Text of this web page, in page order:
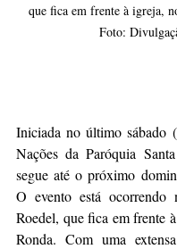
que fica em frente à igreja,
Foto:
Iniciada no último sábado
Nações da Paróquia
segue até o próximo
O evento está ocorrendo
Roedel, que fica em frente
Ronda. Com uma